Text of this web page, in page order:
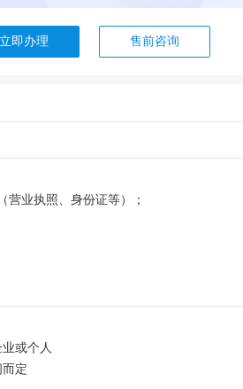
立即办理 售前咨询
营业执照、身份证等）；
或个人
定